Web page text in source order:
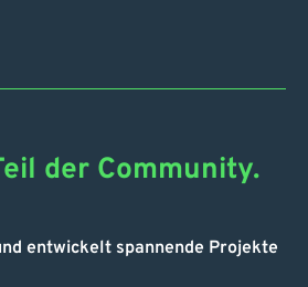
der Community.
entwickelt spannende Projekte